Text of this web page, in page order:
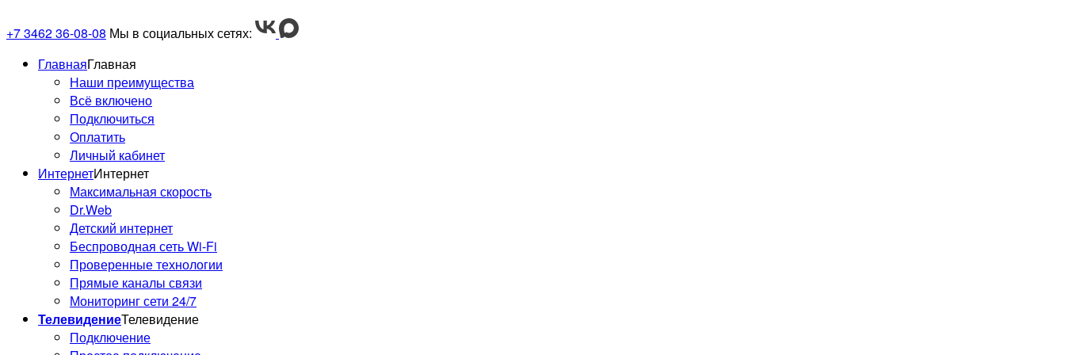
+7 3462 36-08-08 Мы в социальных сетях:
ГлавнаяГлавная
Наши преимущества
Всё включено
Подключиться
Оплатить
Личный кабинет
ИнтернетИнтернет
Максимальная скорость
Dr.Web
Детский интернет
Беспроводная сеть Wi-Fi
Проверенные технологии
Прямые каналы связи
Мониторинг сети 24/7
ТелевидениеТелевидение
Подключение